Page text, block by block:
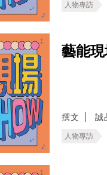
人物專訪
藝能
撰文 誠
人物專訪